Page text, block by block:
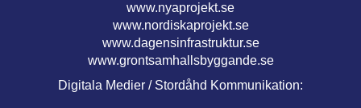
www.nyaprojekt.se
www.nordiskaprojekt.se
www.dagensinfrastruktur.se
www.grontsamhallsbyggande.se
Digitala Medier / Stordåhd Kommunikation: